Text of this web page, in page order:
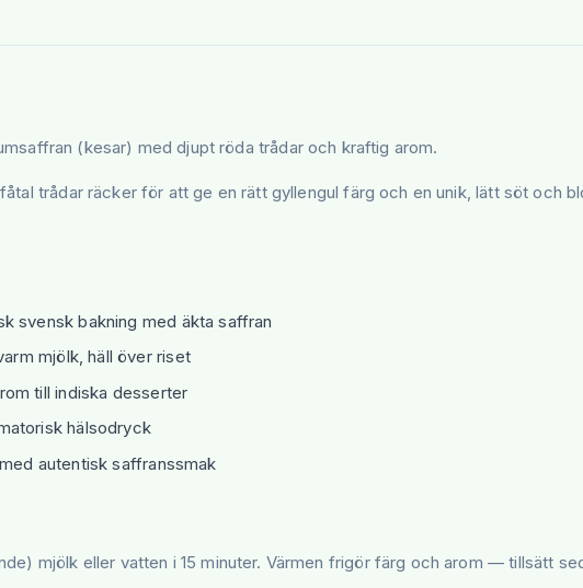
(kesar) med djupt röda trådar och kraftig arom.
trådar räcker för att ge en rätt gyllengul färg och en unik, lätt söt och
svensk bakning med äkta saffran
mjölk, häll över riset
till indiska desserter
hälsodryck
autentisk saffranssmak
mjölk eller vatten i 15 minuter. Värmen frigör färg och arom — tillsätt